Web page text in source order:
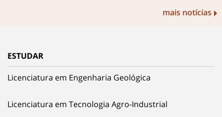
mais notícias
ESTUDAR
Licenciatura em Engenharia Geológica
Licenciatura em Tecnologia Agro-Industrial